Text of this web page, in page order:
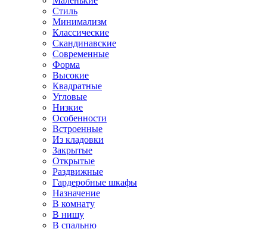
Стиль
Минимализм
Классические
Скандинавские
Современные
Форма
Высокие
Квадратные
Угловые
Низкие
Особенности
Встроенные
Из кладовки
Закрытые
Открытые
Раздвижные
Гардеробные шкафы
Назначение
В комнату
В нишу
В спальню